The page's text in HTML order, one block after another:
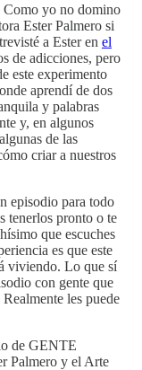
Como yo no domino
Ester Palmero si
a Ester en el
de adicciones, pero
este experimento
aprendí de dos
y palabras
y, en algunos
de las
criar a nuestros
episodio para todo
tenerlos pronto o te
que escuches
es que este
viviendo. Lo que sí
con gente que
les puede
de GENTE
Palmero y el Arte